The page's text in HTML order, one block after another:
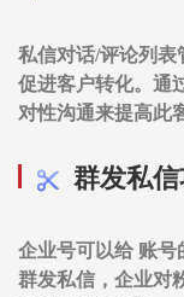
私信对话/评论列表
促进客户转化。通
对性沟通来提高此
群发私
企业号可以给 账
群发私信，企业对